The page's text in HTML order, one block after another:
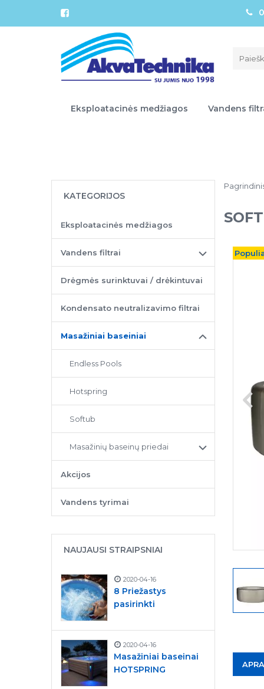
Eksploatacinės medžiagos Vandens
KATEGORIJOS
Eksploatacinės medžiagos
Vandens filtrai
Drėgmės surinktuvai / drėkintuvai
Kondensato neutralizavimo filtrai
Masažiniai baseiniai
Endless Pools
Hotspring
Softub
Masažinių baseinų priedai
Akcijos
Vandens tyrimai
NAUJAUSI STRAIPSNIAI
2020-04-16
8 Priežastys
pasirinkti
2020-04-16
Masažiniai baseinai
HOTSPRING